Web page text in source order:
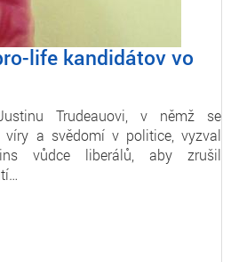
life kandidátov vo
Trudeauovi, v němž se
víry a svědomí v politice, vyzval
vůdce liberálů, aby zrušil